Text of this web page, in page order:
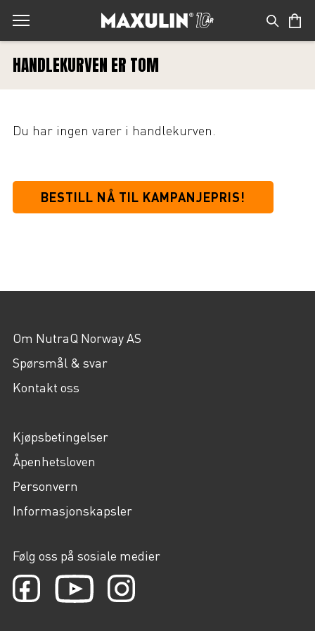
HANDLEKURVEN ER TOM
Du har ingen varer i handlekurven.
BESTILL NÅ TIL KAMPANJEPRIS!
Om NutraQ Norway AS
Spørsmål & svar
Kontakt oss
Kjøpsbetingelser
Åpenhetsloven
Personvern
Informasjonskapsler
Følg oss på sosiale medier